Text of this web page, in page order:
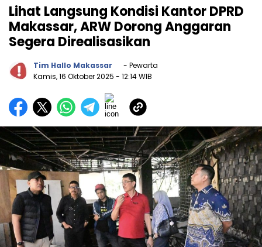
Lihat Langsung Kondisi Kantor DPRD
Makassar, ARW Dorong Anggaran
Segera Direalisasikan
Tim Hallo Makassar
- Pewarta
Kamis, 16 Oktober 2025 - 12:14 WIB